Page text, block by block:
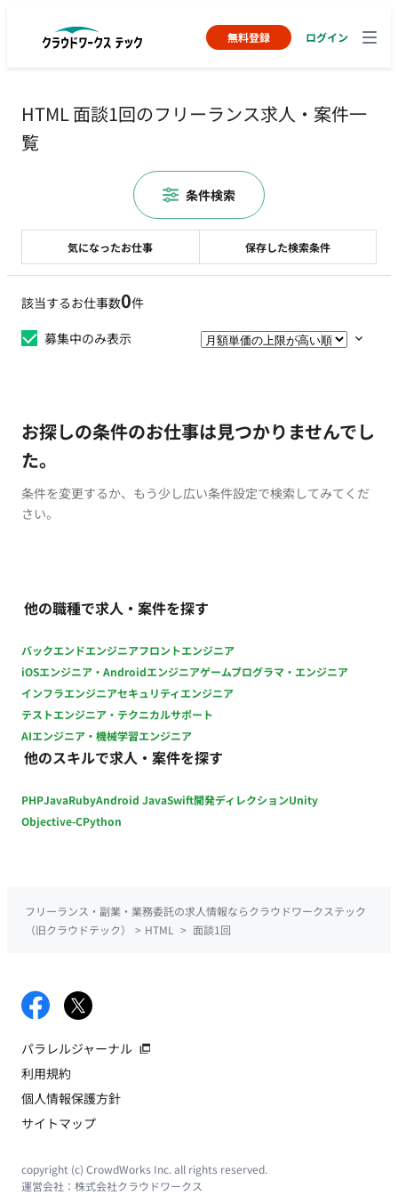
無料登録 ログイン
HTML 面談1回のフリーランス求人・案件一
覧
該当するお仕事数0件
募集中のみ表示
お探しの条件のお仕事は見つかりませんでし
た。
条件を変更するか、もう少し広い条件設定で検索してみてくだ
さい。
他の職種で求人・案件を探す
バックエンドエンジニアフロントエンジニア
iOSエンジニア・Androidエンジニアゲームプログラマ・エンジニア
インフラエンジニアセキュリティエンジニア
テストエンジニア・テクニカルサポート
AIエンジニア・機械学習エンジニア
他のスキルで求人・案件を探す
PHPJavaRubyAndroid JavaSwift開発ディレクションUnity
Objective-CPython
気になったお仕事 保存した検索条件
条件検索
フリーランス・副業・業務委託の求人情報ならクラウドワークステック
（旧クラウドテック）
> HTML > 面談1回
パラレルジャーナル
利用規約
個人情報保護方針
サイトマップ
copyright (c) CrowdWorks Inc. all rights reserved.
運営会社： 株式会社クラウドワークス